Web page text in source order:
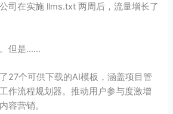
司在实施 llms.txt 两周后，流量增长了
但是……
27个可供下载的AI模板，涵盖项目管
作流程规划器。推动用户参与度激增
容营销。